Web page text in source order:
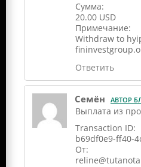
Сумма:
20.00 USD
Примечание:
Withdraw to
Ответить
Семён АВТОР
Выплата из
Transaction ID:
b69df0e9-ff40-
От: